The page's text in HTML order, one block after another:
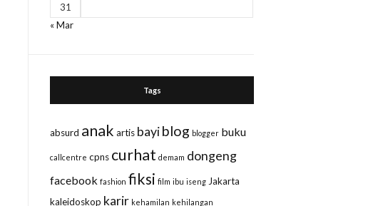
31
« Mar
Tags
absurd anak artis bayiblog blogger buku
callcentre cpns curhat demam dongeng
facebook fashion fiksi film ibu iseng Jakarta
kaleidoskop karir kehamilan kehilangan